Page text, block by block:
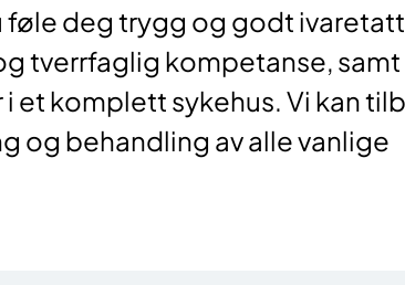
føle deg trygg og godt
tverrfaglig kompetanse, samt
et komplett sykehus. Vi kan
og behandling av alle vanlige